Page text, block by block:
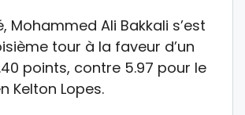
Mohammed Ali Bakkali s’est
tour à la faveur d’un
points, contre 5.97 pour le
Kelton Lopes.